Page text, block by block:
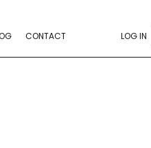
LOG IN
CONTACT